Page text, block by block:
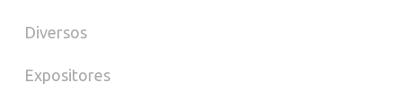
Diversos
Expositores